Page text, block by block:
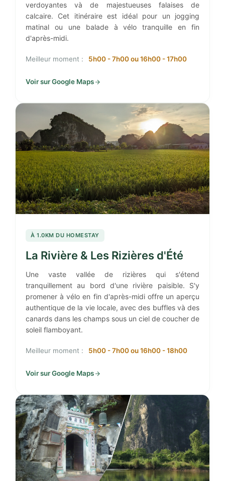
verdoyantes và de majestueuses falaises de
calcaire. Cet itinéraire est idéal pour un jogging
matinal ou une balade à vélo tranquille en fin
d'après-midi.
Meilleur moment : 5h00 - 7h00 ou 16h00 - 17h00
Voir sur Google Maps
À 1.0KM DU HOMESTAY
La Rivière & Les Rizières d'Été
Une vaste vallée de rizières qui s'étend
tranquillement au bord d'une rivière paisible. S'y
promener à vélo en fin d'après-midi offre un aperçu
authentique de la vie locale, avec des buffles và des
canards dans les champs sous un ciel de coucher de
soleil flamboyant.
Meilleur moment : 5h00 - 7h00 ou 16h00 - 18h00
Voir sur Google Maps